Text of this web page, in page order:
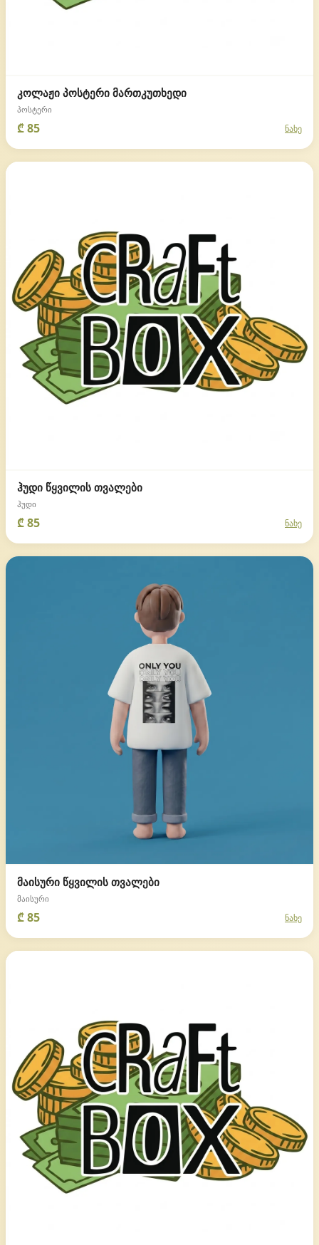
კოლაჟი პოსტერი მართკუთხედი
პოსტერი
₾ 85 ნახე
ჰუდი წყვილის თვალები
ჰუდი
₾ 85 ნახე
მაისური წყვილის თვალები
მაისური
₾ 85 ნახე